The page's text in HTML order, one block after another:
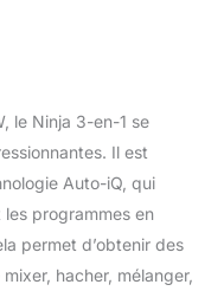
boissons en
ingrédients
700 ml,
simple
et ajoutez le
le Ninja 3-en-1 se
Il est
Auto-iQ, qui
programmes en
permet d’obtenir des
hacher, mélanger,